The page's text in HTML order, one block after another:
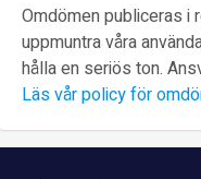
Omdömen publiceras i
uppmuntra våra
hålla en seriös ton.
Läs vår policy för